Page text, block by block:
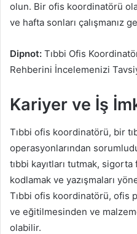
olun. Bir ofis koordinatörü
ve hafta sonları çalışmanız
Dipnot: Tıbbi Ofis
Rehberini İncelemenizi
Kariyer ve İş
Tıbbi ofis koordinatörü, bir
operasyonlarından
tıbbi kayıtları tutmak,
kodlamak ve yazışmaları
Tıbbi ofis koordinatörü, ofis
ve eğitilmesinden ve
olabilir.